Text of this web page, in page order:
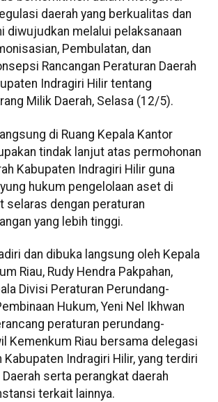
daerah yang berkualitas dan
diwujudkan melalui pelaksanaan
Pembulatan, dan
Rancangan Peraturan Daerah
Indragiri Hilir tentang
Milik Daerah, Selasa (12/5).
di Ruang Kepala Kantor
tindak lanjut atas permohonan
Kabupaten Indragiri Hilir guna
hukum pengelolaan aset di
selaras dengan peraturan
yang lebih tinggi.
dan dibuka langsung oleh Kepala
Riau, Rudy Hendra Pakpahan,
Divisi Peraturan Perundang-
Hukum, Yeni Nel Ikhwan
peraturan perundang-
Kemenkum Riau bersama delegasi
Kabupaten Indragiri Hilir, yang terdiri
serta perangkat daerah
terkait lainnya.